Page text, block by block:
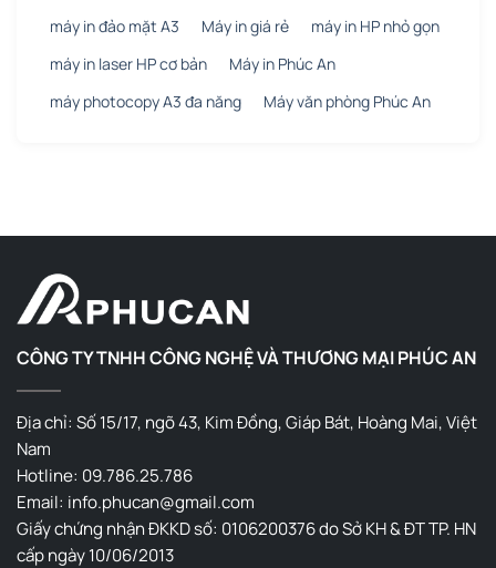
máy in đảo mặt A3
Máy in giá rẻ
máy in HP nhỏ gọn
máy in laser HP cơ bản
Máy in Phúc An
máy photocopy A3 đa năng
Máy văn phòng Phúc An
CÔNG TY TNHH CÔNG NGHỆ VÀ THƯƠNG MẠI PHÚC AN
Địa chỉ: Số 15/17, ngõ 43, Kim Đồng, Giáp Bát, Hoàng Mai, Việt
Nam
Hotline: 09.786.25.786
Email: info.phucan@gmail.com
Giấy chứng nhận ĐKKD số: 0106200376 do Sở KH & ĐT TP. HN
cấp ngày 10/06/2013